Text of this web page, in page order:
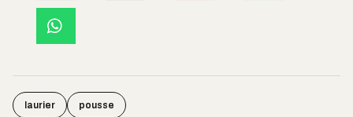
laurier pousse